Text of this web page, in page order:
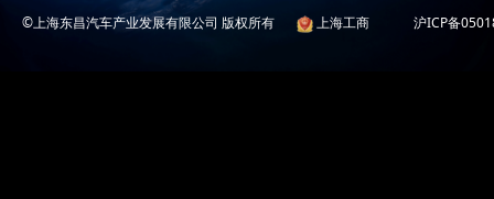
©上海东昌汽车产业发展有限公司 版权所有
上海工商 沪ICP备